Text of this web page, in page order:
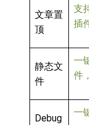
文章置
顶
支
插
静态文
件
一
件
Debug
一